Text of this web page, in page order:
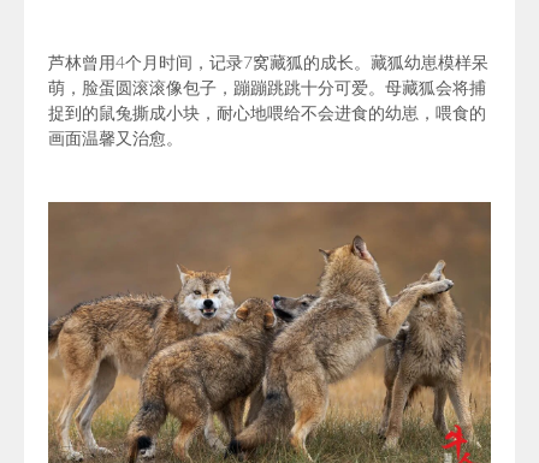
芦林曾用4个月时间，记录7窝藏狐的成长。藏狐幼崽模样呆
萌，脸蛋圆滚滚像包子，蹦蹦跳跳十分可爱。母藏狐会将捕
捉到的鼠兔撕成小块，耐心地喂给不会进食的幼崽，喂食的
画面温馨又治愈。